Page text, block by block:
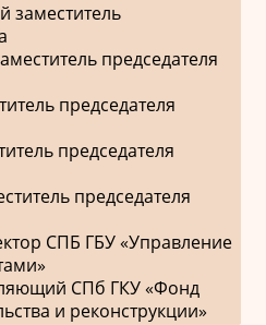
заместитель
председателя
председателя
председателя
председателя
СПБ ГБУ «Управление
СПб ГКУ «Фонд
и реконструкции»